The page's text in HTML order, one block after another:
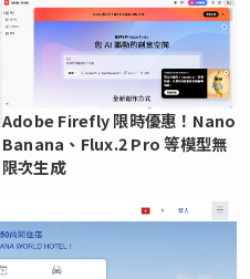
Adobe Firefly 限時優惠！Nano
Banana、Flux.2 Pro 等模型無
限次生成